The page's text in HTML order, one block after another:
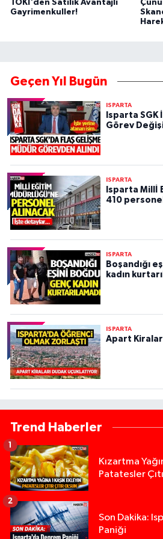
TOKİ'den Satılık Avantajlı
Gayrimenkuller!
Geçen Yıl Bugün
ISPARTA
Isparta
Görev
ISPARTA
Isparta Millİ
410
ISPARTA
Boşandığı
kadın
ISPARTA
Apart
Trend Haberler
Kızartma
Patatesler
1
Son Dakika:
Paniği
2